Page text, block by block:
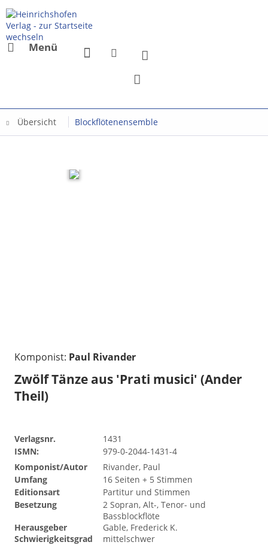
Menü
Übersicht Blockflötenensemble
Komponist: Paul Rivander
Zwölf Tänze aus 'Prati musici' (Ander
Theil)
Verlagsnr.
1431
ISMN:
979-0-2044-1431-4
Komponist/Autor
Rivander, Paul
Umfang
16 Seiten + 5 Stimmen
Editionsart
Partitur und Stimmen
Besetzung
2 Sopran, Alt-, Tenor- und
Bassblockflöte
Herausgeber
Gable, Frederick K.
Schwierigkeitsgrad
mittelschwer